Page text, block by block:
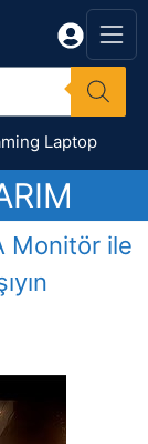
Laptop
Monitör ile